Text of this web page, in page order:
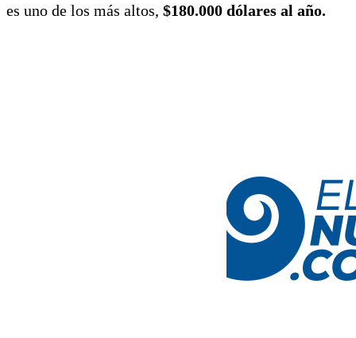
es uno de los más altos, $180.000 dólares al año.